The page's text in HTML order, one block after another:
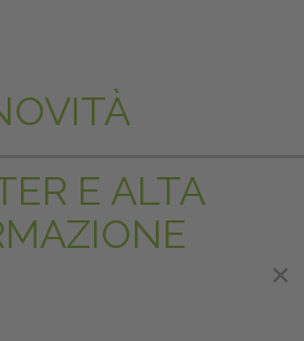
E ALTA
×